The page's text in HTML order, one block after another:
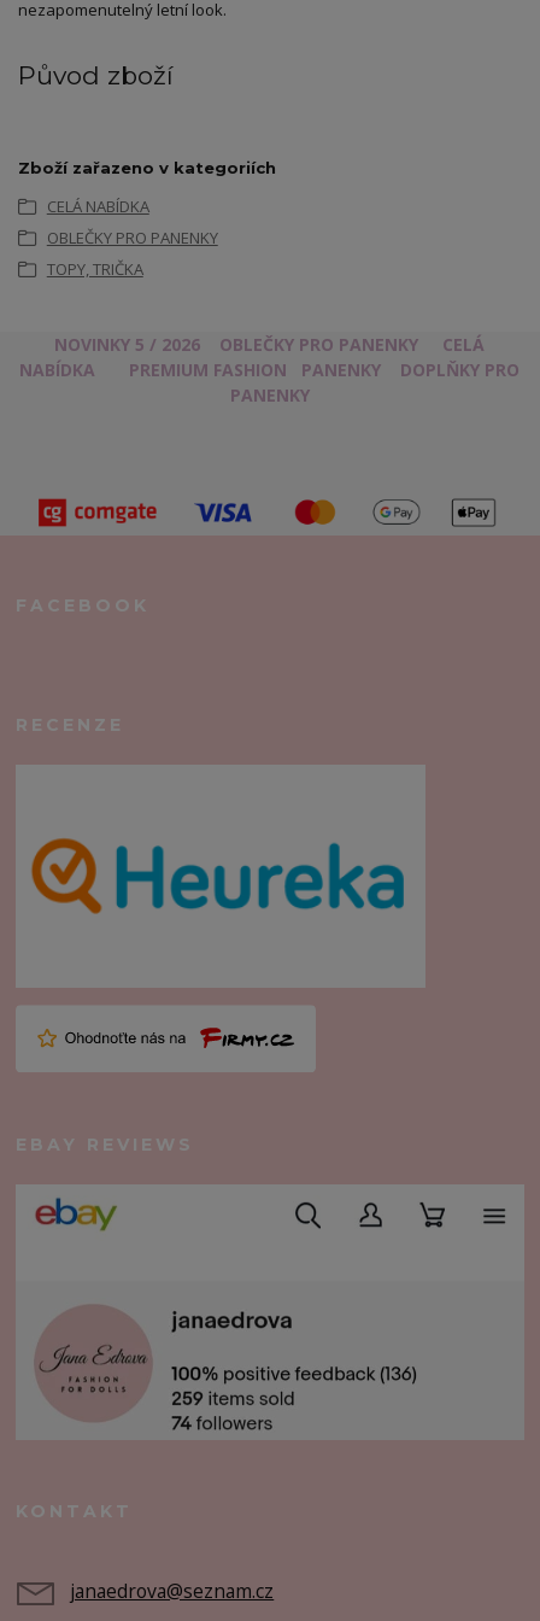
nezapomenutelný letní look.
Původ zboží
Zboží zařazeno v kategoriích
CELÁ NABÍDKA
OBLEČKY PRO PANENKY
TOPY, TRIČKA
NOVINKY 5 / 2026 OBLEČKY PRO PANENKY
CELÁ
NABÍDKA
PREMIUM FASHION PANENKY
DOPLŇKY PRO
PANENKY
FACEBOOK
RECENZE
EBAY REVIEWS
KONTAKT
janaedrova@seznam.cz